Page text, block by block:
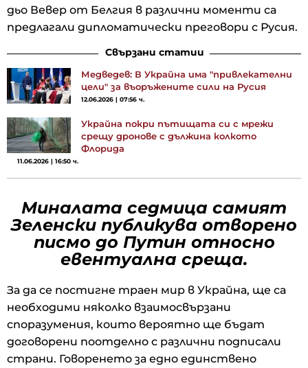
дьо Вевер от Белгия в различни моменти са
предлагали дипломатически преговори с Русия.
Свързани статии
Медведев: В Украйна има "привлекателни
цели" за въоръжените сили на Русия
12.06.2026 | 07:56 ч.
Украйна покри пътищата си с мрежи
срещу дронове с дължина колкото
Флорида
11.06.2026 | 16:50 ч.
Миналата седмица самият
Зеленски публикува отворено
писмо до Путин относно
евентуална среща.
За да се постигне траен мир в Украйна, ще са
необходими няколко взаимосвързани
споразумения, които вероятно ще бъдат
договорени поотделно с различни подписали
страни. Говоренето за едно единствено